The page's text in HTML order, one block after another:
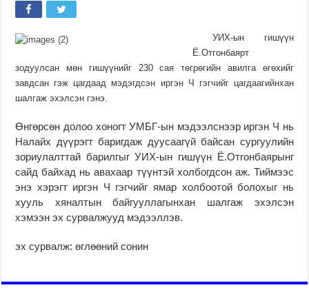
УИХ-ын гишүүн
Ё.Отгонбаярт
зодуулсан мөн гишүүнийг 230 сая төгрөгийн авилга өгөхийг
завдсан гэж цагдаад мэдэгдсэн иргэн Ч гэгчийг цагдаагийнхан
шалгаж эхэлсэн гэнэ.
Өнгөрсөн долоо хоногт УМБГ-ын мэдээлснээр иргэн Ч нь
Налайх дүүрэгт баригдаж дуусаагүй байсан сургуулийн
зориулалттай барилгыг УИХ-ын гишүүн Ё.Отгонбаярынг
сайд байхад нь авахаар түүнтэй холбогдсон аж. Тиймээс
энэ хэрэгт иргэн Ч гэгчийг ямар холбоотой болохыг нь
хууль хяналтын байгууллагынхан шалгаж эхэлсэн
хэмээн эх сурвалжууд мэдээллэв.
эх сурвалж: өглөөний сонин